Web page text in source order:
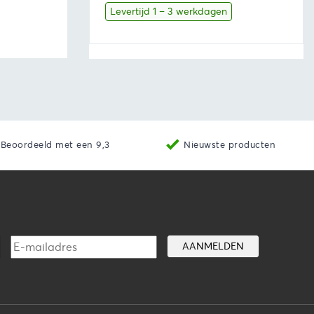
was:
is:
Levertijd 1 – 3 werkdagen
Beoordeeld met een 9,3 Nieuwste producten